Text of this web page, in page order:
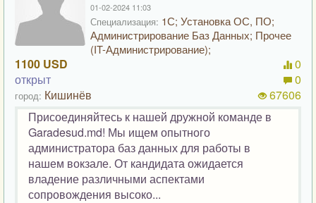
01-02-2024 11:03
Специализация: 1С; Установка ОС, ПО;
Администрирование Баз Данных; Прочее
(IT-Администрирование);
1100 USD
открыт
город: Кишинёв
0
0
67606
Присоединяйтесь к нашей дружной команде в
Garadesud.md! Мы ищем опытного
администратора баз данных для работы в
нашем вокзале. От кандидата ожидается
владение различными аспектами
сопровождения высоко...